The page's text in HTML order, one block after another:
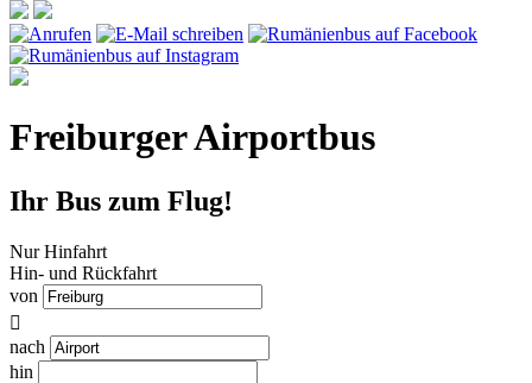
Freiburger Airportbus
Ihr Bus zum Flug!
Nur Hinfahrt
Hin- und Rückfahrt
von

nach
hin